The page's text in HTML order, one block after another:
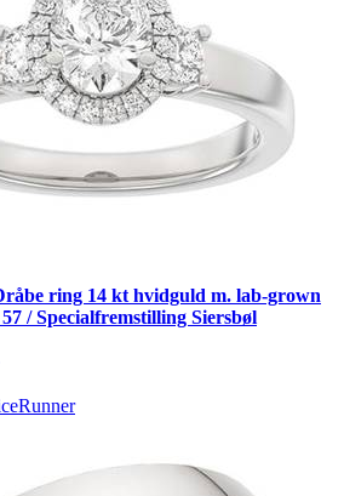
ring 14 kt hvidguld m. lab-grown
/ Specialfremstilling Siersbøl